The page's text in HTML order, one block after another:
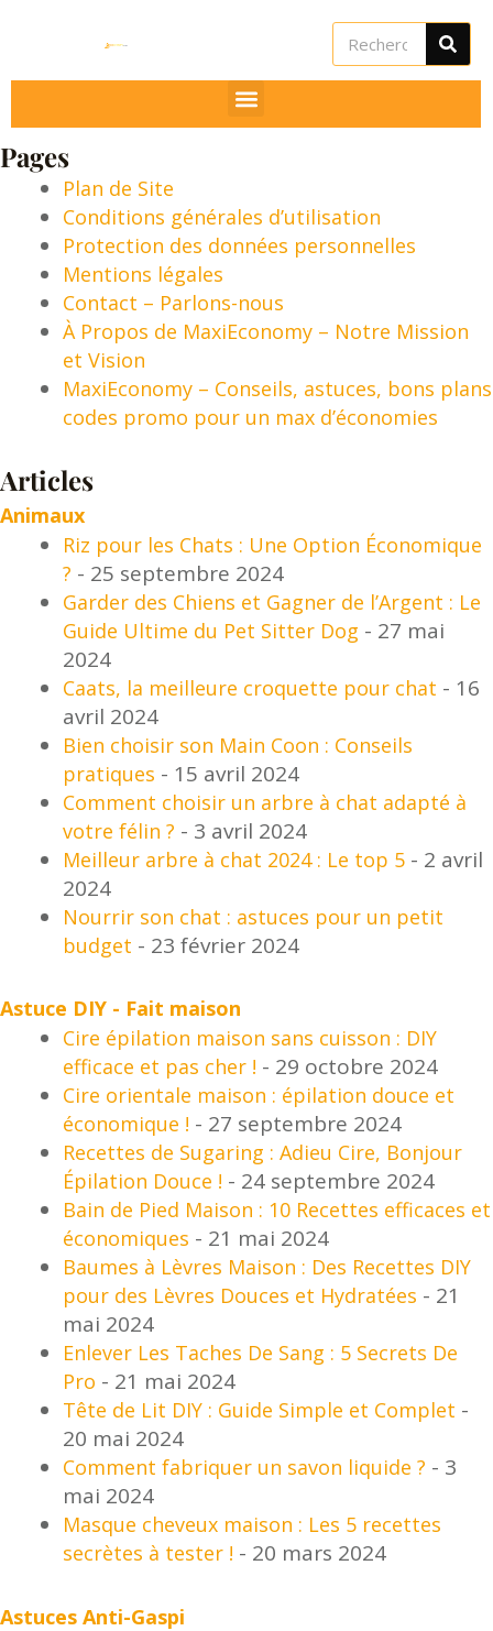
Rechercher
Pages
Plan de Site
Conditions générales d’utilisation
Protection des données personnelles
Mentions légales
Contact – Parlons-nous
À Propos de MaxiEconomy – Notre Mission
et Vision
MaxiEconomy – Conseils, astuces, bons plans
codes promo pour un max d’économies
Articles
Animaux
Riz pour les Chats : Une Option Économique
? - 25 septembre 2024
Garder des Chiens et Gagner de l’Argent : Le
Guide Ultime du Pet Sitter Dog - 27 mai
2024
Caats, la meilleure croquette pour chat - 16
avril 2024
Bien choisir son Main Coon : Conseils
pratiques - 15 avril 2024
Comment choisir un arbre à chat adapté à
votre félin ? - 3 avril 2024
Meilleur arbre à chat 2024 : Le top 5 - 2 avril
2024
Nourrir son chat : astuces pour un petit
budget - 23 février 2024
Astuce DIY - Fait maison
Cire épilation maison sans cuisson : DIY
efficace et pas cher ! - 29 octobre 2024
Cire orientale maison : épilation douce et
économique ! - 27 septembre 2024
Recettes de Sugaring : Adieu Cire, Bonjour
Épilation Douce ! - 24 septembre 2024
Bain de Pied Maison : 10 Recettes efficaces et
économiques - 21 mai 2024
Baumes à Lèvres Maison : Des Recettes DIY
pour des Lèvres Douces et Hydratées - 21
mai 2024
Enlever Les Taches De Sang : 5 Secrets De
Pro - 21 mai 2024
Tête de Lit DIY : Guide Simple et Complet -
20 mai 2024
Comment fabriquer un savon liquide ? - 3
mai 2024
Masque cheveux maison : Les 5 recettes
secrètes à tester ! - 20 mars 2024
Astuces Anti-Gaspi